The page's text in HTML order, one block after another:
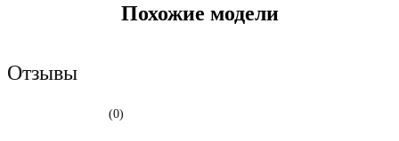
Похожие модели
Отзывы
(0)